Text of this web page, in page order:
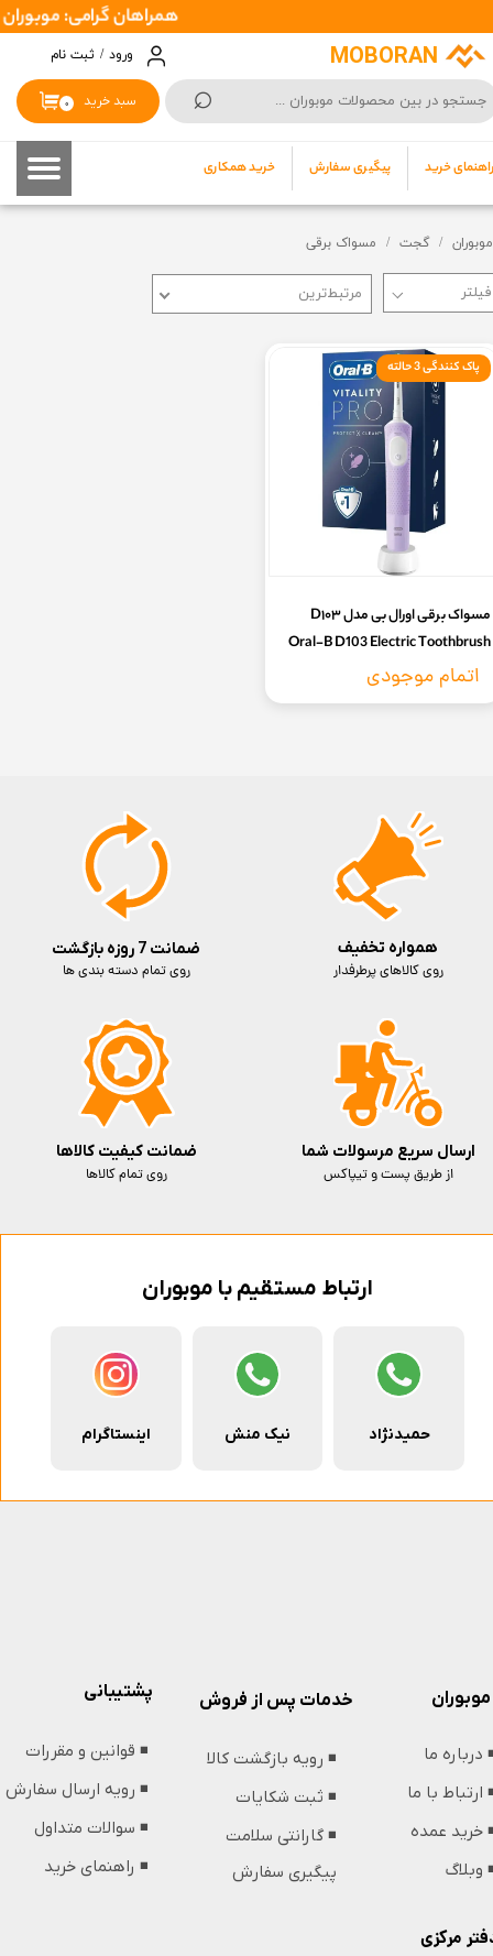
MOBORAN
⌕ ۰ سبد خرید
راهنمای خرید پیگیری سفارش خرید همکاری
ورود / ثبت نام
حساب کاربری من
تغییر گذر واژه
خروج از حساب کاربری
همراهان گرامی: موبوران سفارشات شما را در اسرع وقت ( 1
موبوران گجت مسواک برقی
مرتبط‌ترین
Oral-B D103 Electric Toothbrush
اتمام موجودی
پاک کنندگی 3 حالته
ارتباط مستقیم با موبوران
حمیدنژاد نیک منش اینستاگرام
ضمانت 7 روزه بازگشت
روی تمام دسته بندی ها
ارسال سریع مرسولات شما
از طریق پست و تیپاکس
ضمانت کیفیت کالاها
روی تمام کالاها
همواره تخفیف
روی کالاهای پرطرفدار
مرکزی
پشتیبانی
◾️ قوانین و مقررات
◾️ رویه ارسال سفارش
◾️ سوالات متداول
◾️ راهنمای خرید
موبوران
درباره ما
ارتباط با ما
خرید عمده
وبلاگ
خدمات پس از فروش
◾️ رویه بازگشت کالا
◾️ ثبت شکایات
◾️ گارانتی سلامت
پیگیری سفارش